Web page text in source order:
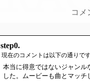
コメ
step0.
現在のコメントは以下の通りで
本当に得意ではないジャン
した。ムービーも曲とマッ